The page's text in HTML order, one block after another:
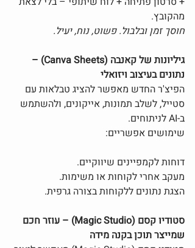
מהקובץ.
חוסך זמן ובלבול. פשוט, נוח, יעיל.
גיליונות של קאנבה (Canva Sheets) –
נתונים בעיצוב ויזואלי
הפיצ'ר החדש מאפשר להציג טבלאות עם
סטייל, לשלב תמונות, אייקונים, ולהשתמש
ב-AI לניתוחים.
שימושים אפשריים:
דוחות לקמפיינים שיווקיים.
מעקב אחרי לקוחות או משימות.
הצגת נתונים ללקוחות בצורה גרפית.
סטודיו קסם (Magic Studio) – עוזר חכם
שמייצר תוכן בקנה מידה